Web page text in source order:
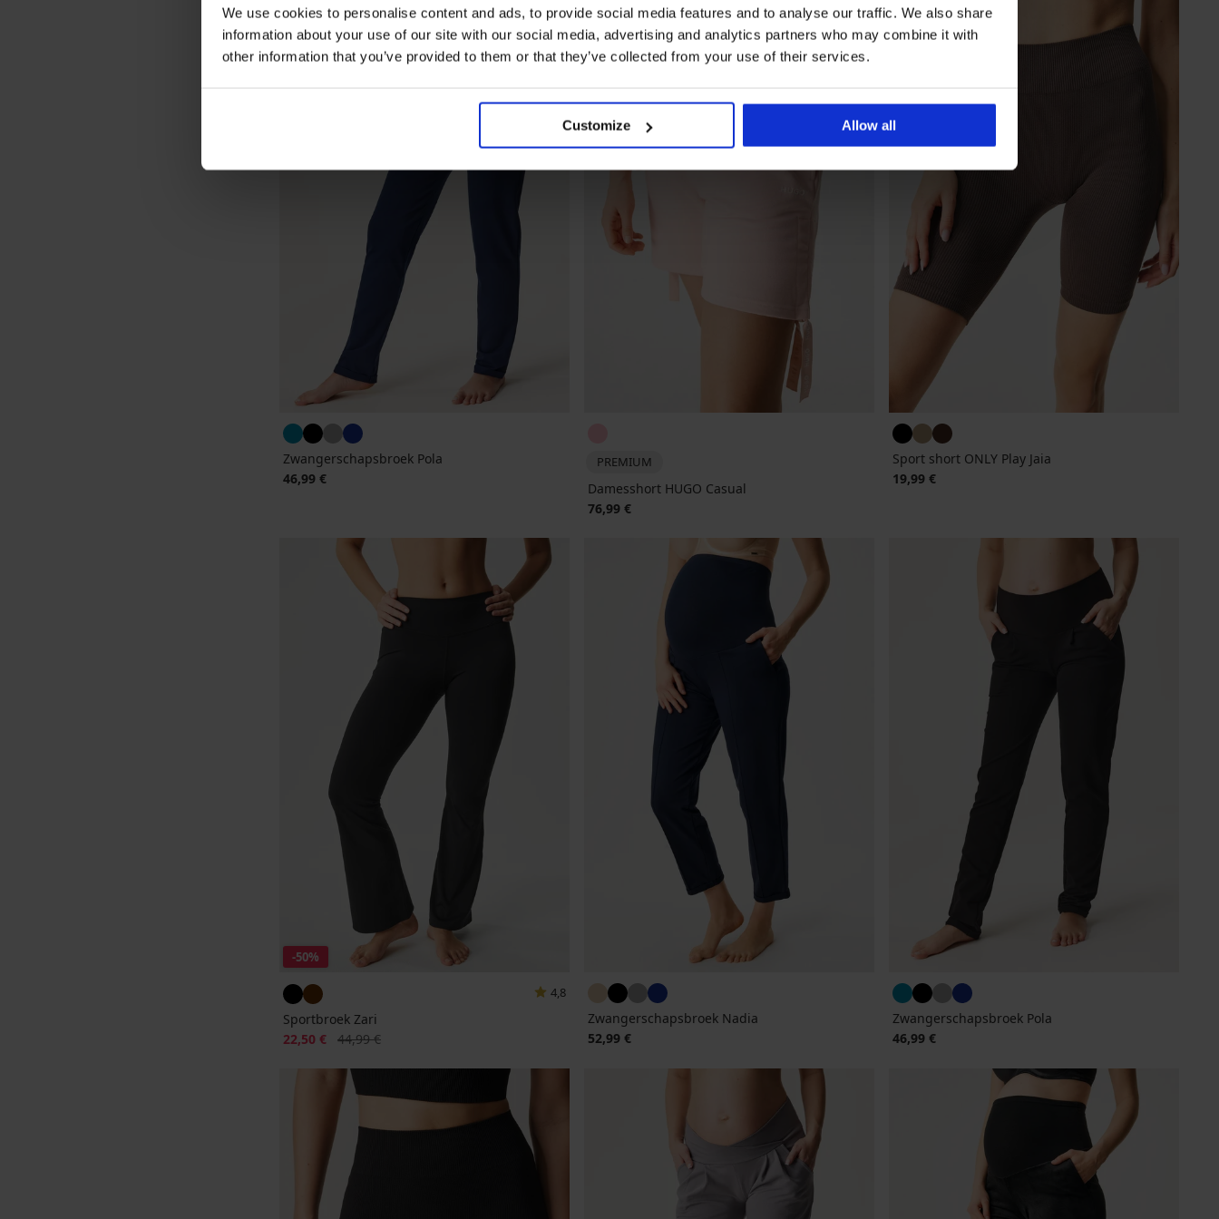
We use cookies to personalise content and ads, to provide social media features and to analyse our traffic. We also share
information about your use of our site with our social media, advertising and analytics partners who may combine it with
other information that you’ve provided to them or that they’ve collected from your use of their services.
Customize Allow all
Zwangerschapsbroek Pola
46,99 €
PREMIUM
Damesshort HUGO Casual
76,99 €
Sport short ONLY Play Jaia
19,99 €
-50%
4,8
Sportbroek Zari
Korting
22,50 € Oorspronkelijke prijs
44,99 €
Zwangerschapsbroek Nadia
52,99 €
Zwangerschapsbroek Pola
46,99 €